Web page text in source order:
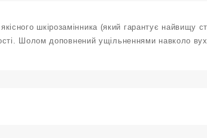
шкірозамінника (який гарантує найвищу
Шолом доповнений ущільненнями навколо